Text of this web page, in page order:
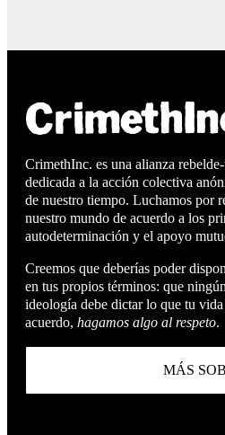
CrimethInc. es una alianza
dedicada a la acción colectiva
de nuestro tiempo. Luchamos por
nuestro mundo de acuerdo a los
autodeterminación y el apoyo
Creemos que deberías poder
en tus propios términos: que
ideología debe dictar lo que tu vida
acuerdo, hagamos algo al respeto.
MÁS